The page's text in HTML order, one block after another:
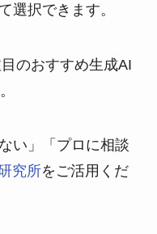
選択できます。
のおすすめ生成AI
い」「プロに相談
究所をご活用くだ